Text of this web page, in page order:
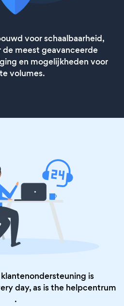
voor schaalbaarheid,
meest geavanceerde
en mogelijkheden voor
volumes.
is
day, as is the helpcentrum
.